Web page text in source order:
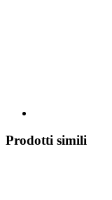
Prodotti simili